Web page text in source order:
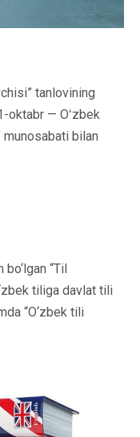
tanlovining
oktabr — Oʻzbek
bilan
“Til
tiliga davlat tili
“O‘zbek tili